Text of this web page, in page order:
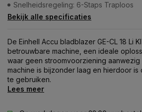
Snelheidsregeling: 6-Staps Traploos
Bekijk alle specificaties
De Einhell Accu bladblazer GE-CL 18 Li
betrouwbare machine, een ideale
waar geen stroomvoorziening aanwezig
machine is bijzonder laag en hierdoor is
te gebruiken.
Lees meer